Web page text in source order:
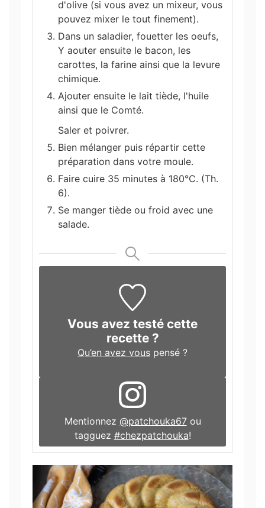
d'olive (si vous avez un mixeur, vous
pouvez mixer le tout finement).
Dans un saladier, fouetter les oeufs,
Y aouter ensuite le bacon, les
carottes, la farine ainsi que la levure
chimique.
Ajouter ensuite le lait tiède, l'huile
ainsi que le Comté.
Saler et poivrer.
Bien mélanger puis répartir cette
préparation dans votre moule.
Faire cuire 35 minutes à 180°C. (Th.
6).
Se manger tiède ou froid avec une
salade.
Vous avez testé cette
recette ?
Qu’en avez vous pensé ?
Mentionnez @patchouka67ou
tagguez #chezpatchouka!